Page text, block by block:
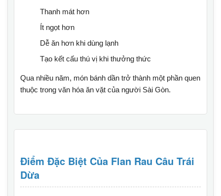
Thanh mát hơn
Ít ngọt hơn
Dễ ăn hơn khi dùng lạnh
Tạo kết cấu thú vị khi thưởng thức
Qua nhiều năm, món bánh dần trở thành một phần quen
thuộc trong văn hóa ăn vặt của người Sài Gòn.
Điểm Đặc Biệt Của Flan Rau Câu Trái
Dừa